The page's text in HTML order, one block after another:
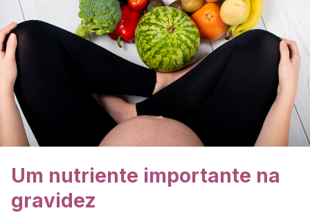
Um nutriente importante na
gravidez